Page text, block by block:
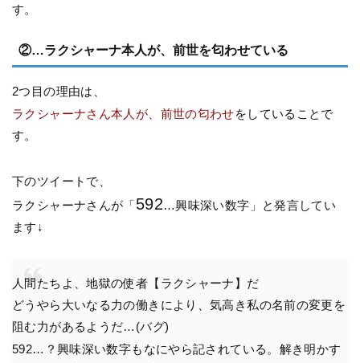
す。
②…ラクシャーナ本人が、前世を匂わせている
2つ目の理由は、
ラクシャーナさん本人が、前世の匂わせをしていることで
す。
下のツイートで、
ラクシャーナさんが「592…興味深い数字」と発言してい
ます↓
人間たちよ、地獄の使者【ラクシャーナ】だ
どうやら大いなる力の働きにより、気高き私の名前の変更を
阻む力があるようだ…(バグ)
592…？興味深い数字もなにやら記されている。解き明かす